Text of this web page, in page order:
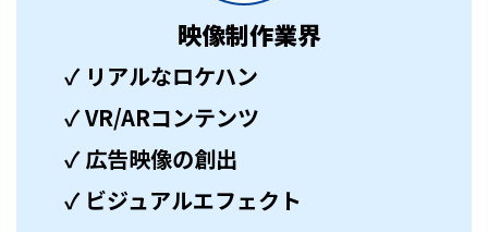
映像制作業界
✓ リアルなロケハン
✓ VR/ARコンテンツ
✓ 広告映像の創出
✓ ビジュアルエフェクト